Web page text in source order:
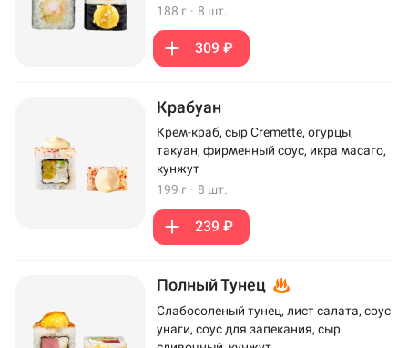
188 г · 8 шт.
309 ₽
Крабуан
Крем-краб, сыр Cremette, огурцы,
такуан, фирменный соус, икра масаго,
кунжут
199 г · 8 шт.
239 ₽
Полный Тунец
Слабосоленый тунец, лист салата, соус
унаги, соус для запекания, сыр